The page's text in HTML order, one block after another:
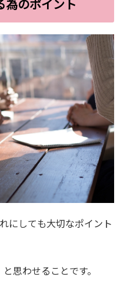
為のポイント
にしても大切なポイント
思わせることです。